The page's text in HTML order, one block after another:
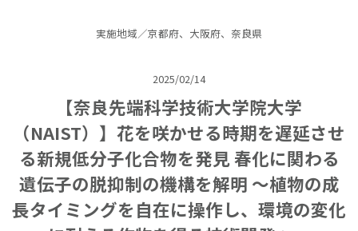
実施地域／京都府、大阪府、奈良県
2025/02/14
【奈良先端科学技術大学院大学
（NAIST）】花を咲かせる時期を遅延させ
る新規低分子化合物を発見 春化に関わる
遺伝子の脱抑制の機構を解明 ～植物の成
長タイミングを自在に操作し、環境の変化